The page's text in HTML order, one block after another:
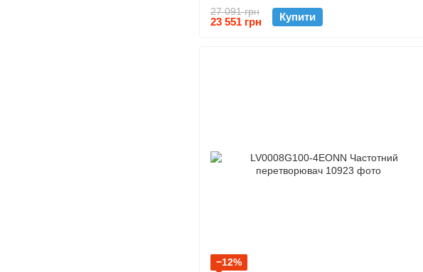
27 091 грн
23 551 грн Купити
−12%